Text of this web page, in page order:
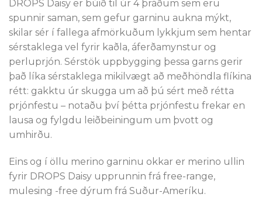
DROPS Daisy er búið til úr 4 þráðum sem eru
spunnir saman, sem gefur garninu aukna mýkt,
skilar sér í fallega afmörkuðum lykkjum sem hentar
sérstaklega vel fyrir kaðla, áferðamynstur og
perluprjón. Sérstök uppbygging þessa garns gerir
það líka sérstaklega mikilvægt að meðhöndla flíkina
rétt: gakktu úr skugga um að þú sért með rétta
prjónfestu – notaðu því þétta prjónfestu frekar en
lausa og fylgdu leiðbeiningum um þvott og
umhirðu.
Eins og í öllu merino garninu okkar er merino ullin
fyrir DROPS Daisy upprunnin frá free-range,
mulesing -free dýrum frá Suður-Ameríku.